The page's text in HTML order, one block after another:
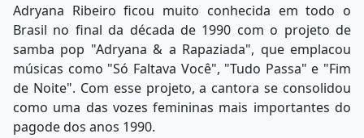
Adryana Ribeiro ficou muito conhecida em todo o
Brasil no final da década de 1990 com o projeto de
samba pop "Adryana & a Rapaziada", que emplacou
músicas como "Só Faltava Você", "Tudo Passa" e "Fim
de Noite". Com esse projeto, a cantora se consolidou
como uma das vozes femininas mais importantes do
pagode dos anos 1990.